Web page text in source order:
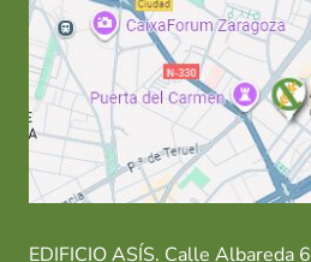
EDIFICIO ASÍS. Calle Albareda 6